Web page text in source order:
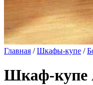
Главная /Шкафы-купе /
Шкаф-купе